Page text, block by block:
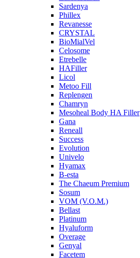
Sardenya
Phillex
Revanesse
CRYSTAL
BioMialVel
Celosome
Etrebelle
HAFiller
Licol
Metoo Fill
Replengen
Chamryn
Mesoheal Body HA Filler
Gana
Reneall
Success
Evolution
Univelo
Hyamax
B-esta
The Chaeum Premium
Sosum
VOM (V.O.M.)
Bellast
Platinum
Hyaluform
Overage
Genyal
Facetem